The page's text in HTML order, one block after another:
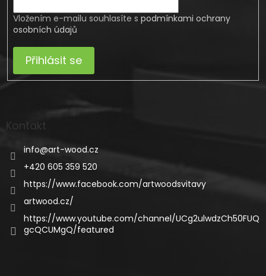
Vložením e-mailu souhlasíte s podmínkami ochrany
osobních údajů
Přihlásit se
Kontakt
info@art-wood.cz
+420 605 359 520
https://www.facebook.com/artwoodsvitavy
artwood.cz/
https://www.youtube.com/channel/UCg2ulwdzCh50FUQ
gcQCUMgQ/featured